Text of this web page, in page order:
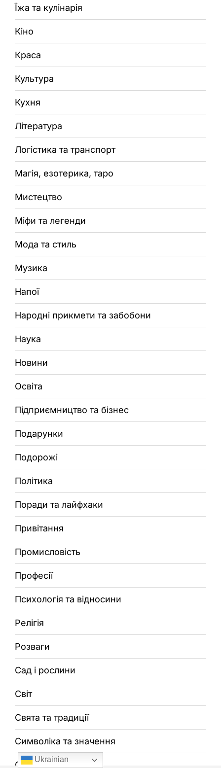
Їжа та кулінарія
Кіно
Краса
Культура
Кухня
Література
Логістика та транспорт
Магія, езотерика, таро
Мистецтво
Міфи та легенди
Мода та стиль
Музика
Напої
Народні прикмети та забобони
Наука
Новини
Освіта
Підприємництво та бізнес
Подарунки
Подорожі
Політика
Поради та лайфхаки
Привітання
Промисловість
Професії
Психологія та відносини
Релігія
Розваги
Сад і рослини
Світ
Свята та традиції
Символіка та значення
Спорт
Ukrainian